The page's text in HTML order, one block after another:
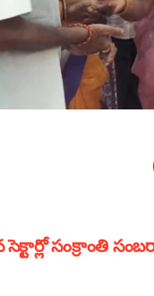
సంక్రాంతి